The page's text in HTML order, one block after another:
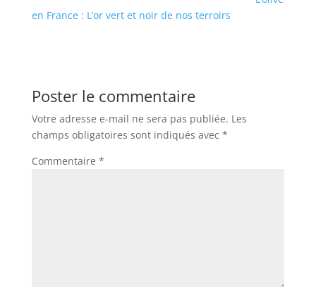
en France : L’or vert et noir de nos terroirs
Poster le commentaire
Votre adresse e-mail ne sera pas publiée. Les
champs obligatoires sont indiqués avec *
Commentaire *